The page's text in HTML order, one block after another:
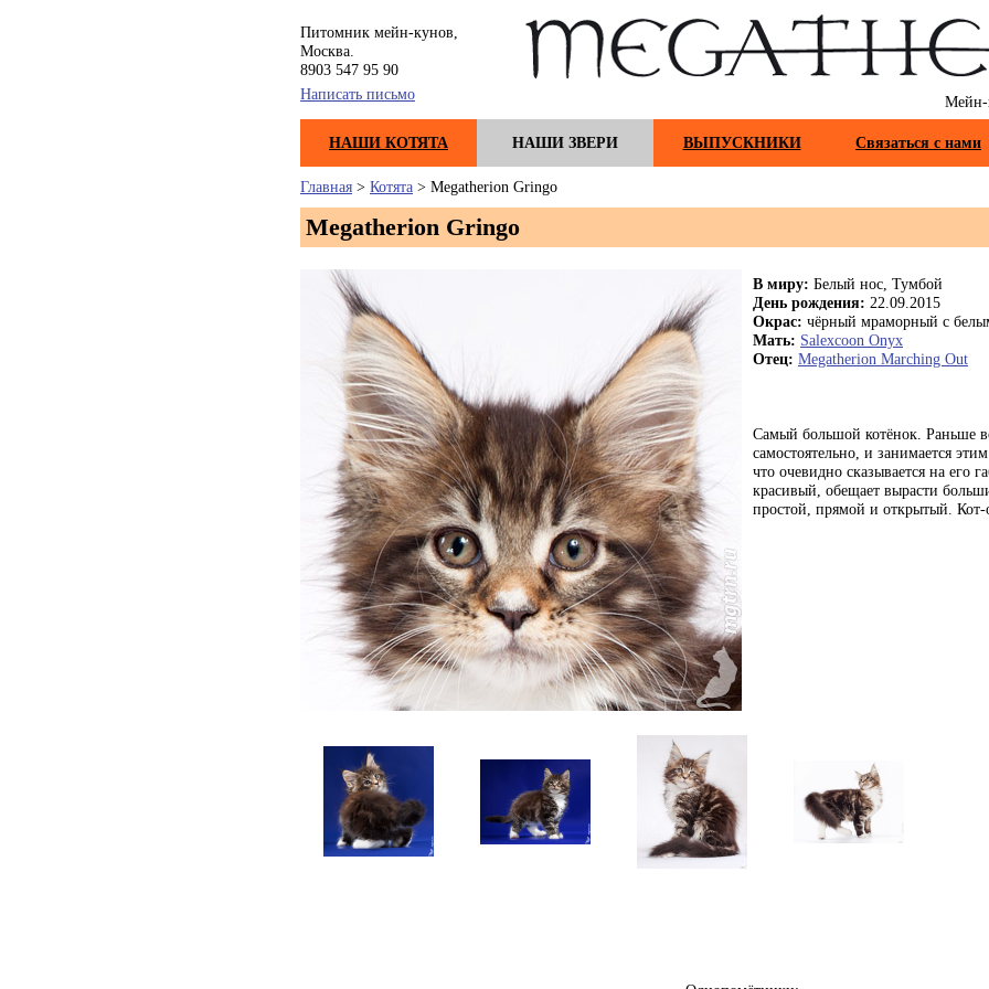
Питомник мейн-кунов,
Москва.
8903 547 95 90
Написать письмо
Мейн-
НАШИ КОТЯТА НАШИ ЗВЕРИ ВЫПУСКНИКИ Связаться с нами
Главная > Котята > Megatherion Gringo
Megatherion Gringo
В миру: Белый нос, Тумбой
День рождения: 22.09.2015
Окрас: чёрный мраморный с
Мать: Salexcoon Onyx
Отец: Megatherion Marching Out
Самый большой котёнок. Раньше
самостоятельно, и занимается
что очевидно сказывается на его
красивый, обещает вырасти
простой, прямой и открытый. Кот-